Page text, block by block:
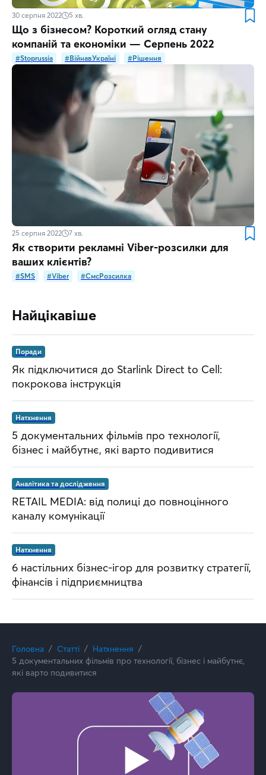
30 серпня 2022 5 хв.
Що з бізнесом? Короткий огляд стану
компаній та економіки — Серпень 2022
#Stoprussia #ВійнавУкраїні #Рішення
25 серпня 2022 7 хв.
Як створити рекламні Viber-розсилки для
ваших клієнтів?
#SMS #Viber #СмсРозсилка
Найцікавіше
Поради
Як підключитися до Starlink Direct to Cell:
покрокова інструкція
Натхнення
5 документальних фільмів про технології,
бізнес і майбутнє, які варто подивитися
Аналітика та дослідження
RETAIL MEDIA: від полиці до повноцінного
каналу комунікації
Натхнення
6 настільних бізнес-ігор для розвитку стратегії,
фінансів і підприємництва
Головна Статті
Натхнення
5 документальних фільмів про технології, бізнес і майбутнє,
які варто подивитися